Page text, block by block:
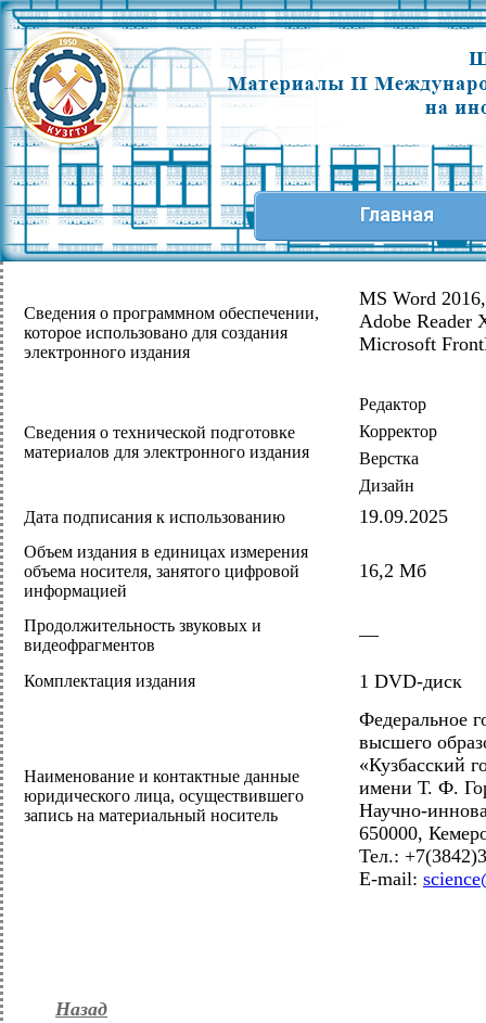
Главная
Сведения о программном обеспечении,
которое использовано для создания
электронного издания
MS Word 2016,
Adobe Reader
Microsoft
Сведения о технической подготовке
материалов для электронного издания
Редактор
Корректор
Верстка
Дизайн
Дата подписания к использованию
19.09.2025
Объем издания в единицах измерения
объема носителя, занятого цифровой
информацией
16,2 Мб
Продолжительность звуковых и
видеофрагментов
—
Комплектация издания 1 DVD-диск
Наименование и контактные данные
юридического лица, осуществившего
запись на материальный носитель
Федеральное
высшего
«Кузбасский
имени Т. Ф.
Научно-
650000,
Тел.:
E-mail: science
Назад